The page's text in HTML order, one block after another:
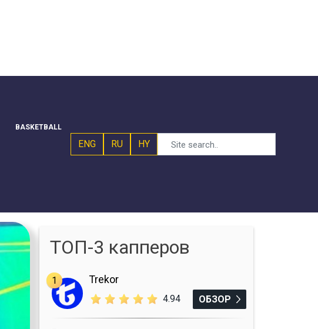
BASKETBALL
ENG RU HY
ТОП-3 капперов
1 Trekor
4.94 ОБЗОР